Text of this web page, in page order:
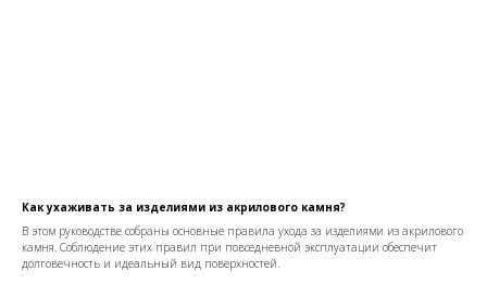
Как ухаживать за изделиями из акрилового камня?
В этом руководстве собраны основные правила ухода за изделиями из акрилового
камня. Соблюдение этих правил при повседневной эксплуатации обеспечит
долговечность и идеальный вид поверхностей.